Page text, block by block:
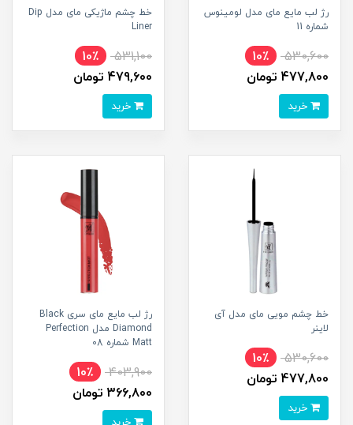
رژ لب مایع مای مدل لومینوس
شماره 11
530,600
10٪
477,800 تومان
خط چشم ماژیکی مای مدل Dip
Liner
531,100
10٪
479,600 تومان
خط چشم مویی مای مدل آی
لاینر
530,600
10٪
477,800 تومان
رژ لب مایع مای سری Black
Diamond مدل Perfection
Matt شماره 08
403,900
10٪
366,800 تومان